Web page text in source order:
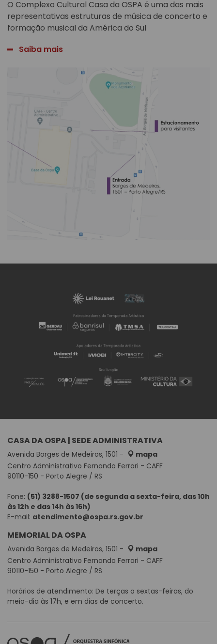
O Complexo Cultural Casa da OSPA é uma das mais
representativas estruturas de música de concerto e
formação musical da América do Sul
Saiba mais
CASA DA OSPA | SEDE ADMINISTRATIVA
Avenida Borges de Medeiros, 1501 -
mapa
Centro Administrativo Fernando Ferrari - CAFF
90110-150 - Porto Alegre / RS
Fone: (51) 3288-1507 (de segunda a sexta-feira, das 10h
às 12h e das 14h às 16h)
E-mail: atendimento@ospa.rs.gov.br
MEMORIAL DA OSPA
Avenida Borges de Medeiros, 1501 -
mapa
Centro Administrativo Fernando Ferrari - CAFF
90110-150 - Porto Alegre / RS
Horários de atendimento: De terças a sextas-feiras, do
meio-dia às 17h, e em dias de concerto.